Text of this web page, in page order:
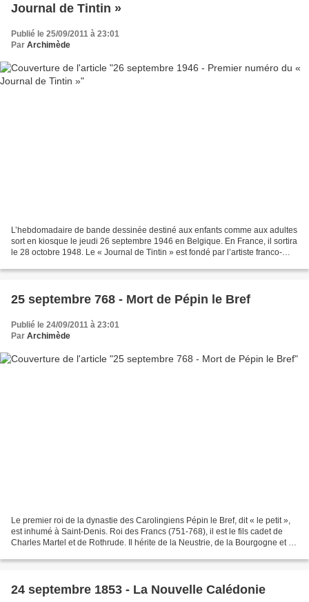
Journal de Tintin »
Publié le 25/09/2011 à 23:01
Par Archimède
L’hebdomadaire de bande dessinée destiné aux enfants comme aux adultes
sort en kiosque le jeudi 26 septembre 1946 en Belgique. En France, il sortira
le 28 octobre 1948. Le « Journal de Tintin » est fondé par l’artiste franco-
25 septembre 768 - Mort de Pépin le Bref
Publié le 24/09/2011 à 23:01
Par Archimède
Le premier roi de la dynastie des Carolingiens Pépin le Bref, dit « le petit »,
est inhumé à Saint-Denis. Roi des Francs (751-768), il est le fils cadet de
Charles Martel et de Rothrude. Il hérite de la Neustrie, de la Bourgogne et de
24 septembre 1853 - La Nouvelle Calédonie